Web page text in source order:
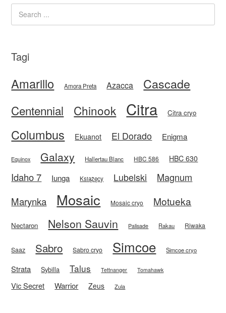
Tagi
Amarillo Amora Preta Azacca Cascade
Centennial Chinook Citra Citra cryo
Columbus Ekuanot El Dorado Enigma
Equinox Galaxy Hallertau Blanc HBC 586 HBC 630
Idaho 7 Iunga Książęcy Lubelski
Magnum
Marynka
Mosaic Mosaic cryo Motueka
Nectaron Nelson Sauvin Palisade Rakau Riwaka
Saaz Sabro Sabro cryo Simcoe Simcoe cryo
Strata Sybilla Talus Tettnanger Tomahawk
Vic Secret Warrior Zeus Zula